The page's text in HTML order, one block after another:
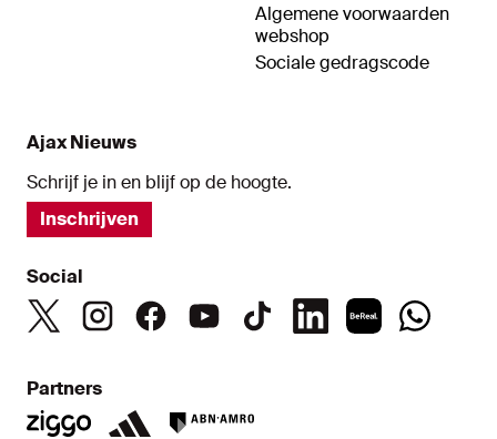
Algemene voorwaarden
webshop
Sociale gedragscode
Ajax Nieuws
Schrijf je in en blijf op de hoogte.
Inschrijven
Social
Partners